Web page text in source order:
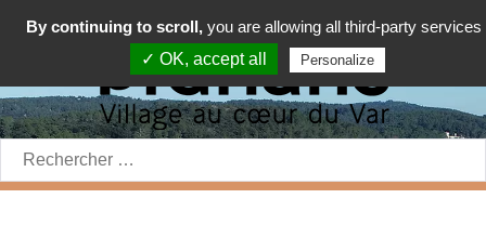
Rechercher:
By continuing to scroll, you are allowing all third-party services
✓ OK, accept all
Personalize